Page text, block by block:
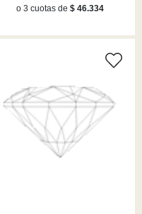
o 3 cuotas de$ 46.334